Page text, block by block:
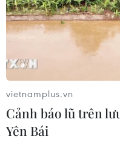
TP.HCM nỗ lực
phẩm dịp Tết
12/01/2020 04:16
Tại Thành phố Hồ Chí
thực phẩm được chú
không để thực phẩm
vietnamplus.vn
Cảnh báo lũ trên
Yên Bái